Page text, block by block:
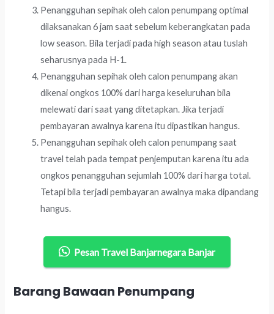
Penangguhan sepihak oleh calon penumpang optimal
dilaksanakan 6 jam saat sebelum keberangkatan pada
low season. Bila terjadi pada high season atau tuslah
seharusnya pada H-1.
Penangguhan sepihak oleh calon penumpang akan
dikenai ongkos 100% dari harga keseluruhan bila
melewati dari saat yang ditetapkan. Jika terjadi
pembayaran awalnya karena itu dipastikan hangus.
Penangguhan sepihak oleh calon penumpang saat
travel telah pada tempat penjemputan karena itu ada
ongkos penangguhan sejumlah 100% dari harga total.
Tetapi bila terjadi pembayaran awalnya maka dipandang
hangus.
Pesan Travel Banjarnegara Banjar
Barang Bawaan Penumpang